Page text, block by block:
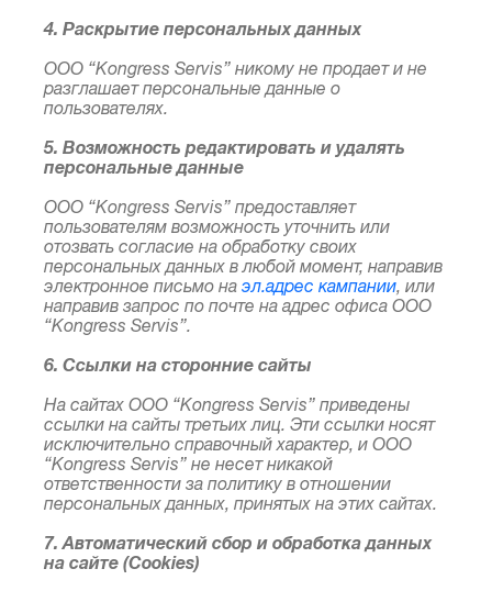
4. Раскрытие персональных данных
ООО “Kongress Servis” никому не продает и не
разглашает персональные данные о
пользователях.
5. Возможность редактировать и удалять
персональные данные
ООО “Kongress Servis” предоставляет
пользователям возможность уточнить или
отозвать согласие на обработку своих
персональных данных в любой момент, направив
электронное письмо на эл.адрес кампании, или
направив запрос по почте на адрес офиса ООО
“Kongress Servis”.
6. Ссылки на сторонние сайты
На сайтах ООО “Kongress Servis” приведены
ссылки на сайты третьих лиц. Эти ссылки носят
исключительно справочный характер, и ООО
“Kongress Servis” не несет никакой
ответственности за политику в отношении
персональных данных, принятых на этих сайтах.
7. Автоматический сбор и обработка данных
на сайте (Сookies)